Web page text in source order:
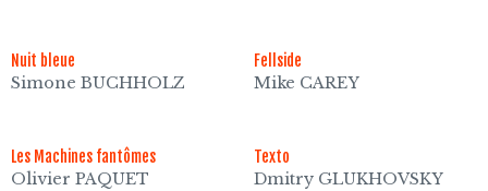
Nuit bleue
Simone BUCHHOLZ
Fellside
Mike CAREY
Les Machines fantômes
Olivier PAQUET
Texto
Dmitry GLUKHOVSKY